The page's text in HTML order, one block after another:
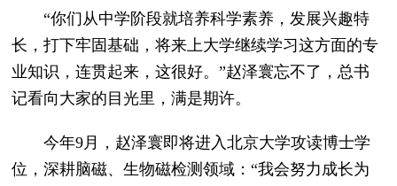
“你们从中学阶段就培养科学素养，发展兴趣特
长，打下牢固基础，将来上大学继续学习这方面的专
业知识，连贯起来，这很好。”赵泽寰忘不了，总书
记看向大家的目光里，满是期许。
今年9月，赵泽寰即将进入北京大学攻读博士学
位，深耕脑磁、生物磁检测领域：“我会努力成长为